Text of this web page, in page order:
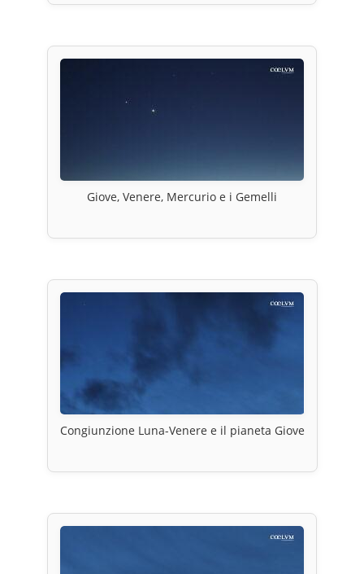
Giove, Venere, Mercurio e i Gemelli
Congiunzione Luna-Venere e il pianeta Giove